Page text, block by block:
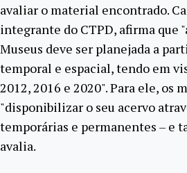
avaliar o material encontrado.
integrante do CTPD, afirma que
Museus deve ser planejada a
temporal e espacial, tendo em
2012, 2016 e 2020". Para ele, os
"disponibilizar o seu acervo
temporárias e permanentes – e
avalia.